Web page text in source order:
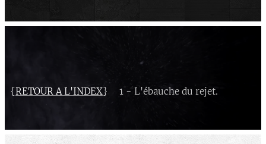
accusamus et iusto odio dignissimos
voluptatum deleniti atque corrupti quos
occaecati cupiditate.
{RETOUR A L'INDEX} 1 - L'ébauche du rejet.